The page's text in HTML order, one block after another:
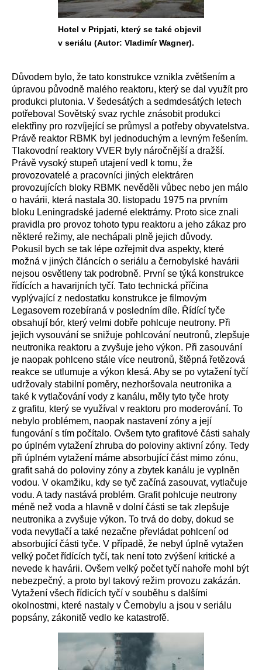
Hotel v Pripjati, který se také objevil
v seriálu (Autor: Vladimír Wagner).
Důvodem bylo, že tato konstrukce vznikla zvětšením a
úpravou původně malého reaktoru, který se dal využít pro
produkci plutonia. V šedesátých a sedmdesátých letech
potřeboval Sovětský svaz rychle znásobit produkci
elektřiny pro rozvíjející se průmysl a potřeby obyvatelstva.
Právě reaktor RBMK byl jednoduchým a levným řešením.
Tlakovodní reaktory VVER byly náročnější a dražší.
Právě vysoký stupeň utajení vedl k tomu, že
provozovatelé a pracovníci jiných elektráren
provozujících bloky RBMK nevěděli vůbec nebo jen málo
o havárii, která nastala 30. listopadu 1975 na prvním
bloku Leningradské jaderné elektrárny. Proto sice znali
pravidla pro provoz tohoto typu reaktoru a jeho zákaz pro
některé režimy, ale nechápali plně jejich důvody.
Pokusil bych se tak lépe ozřejmit dva aspekty, které
možná v jiných článcích o seriálu a černobylské havárii
nejsou osvětleny tak podrobně. První se týká konstrukce
řídících a havarijních tyčí. Tato technická příčina
vyplývající z nedostatku konstrukce je filmovým
Legasovem rozebíraná v posledním díle. Řídící tyče
obsahují bór, který velmi dobře pohlcuje neutrony. Při
jejich vysouvání se snižuje pohlcování neutronů, zlepšuje
neutronika reaktoru a zvyšuje jeho výkon. Při zasouvání
je naopak pohlceno stále více neutronů, štěpná řetězová
reakce se utlumuje a výkon klesá. Aby se po vytažení tyčí
udržovaly stabilní poměry, nezhoršovala neutronika a
také k vytlačování vody z kanálu, měly tyto tyče hroty
z grafitu, který se využíval v reaktoru pro moderování. To
nebylo problémem, naopak nastavení zóny a její
fungování s tím počítalo. Ovšem tyto grafitové části sahaly
po úplném vytažení zhruba do poloviny aktivní zóny. Tedy
při úplném vytažení máme absorbující část mimo zónu,
grafit sahá do poloviny zóny a zbytek kanálu je vyplněn
vodou. V okamžiku, kdy se tyč začíná zasouvat, vytlačuje
vodu. A tady nastává problém. Grafit pohlcuje neutrony
méně než voda a hlavně v dolní části se tak zlepšuje
neutronika a zvyšuje výkon. To trvá do doby, dokud se
voda nevytlačí a také nezačne převládat pohlcení od
absorbující části tyče. V případě, že nebyl úplně vytažen
velký počet řídících tyčí, tak není toto zvýšení kritické a
nevede k havárii. Ovšem velký počet tyčí nahoře mohl být
nebezpečný, a proto byl takový režim provozu zakázán.
Vytažení všech řídicích tyčí v souběhu s dalšími
okolnostmi, které nastaly v Černobylu a jsou v seriálu
popsány, zákonitě vedlo ke katastrofě.